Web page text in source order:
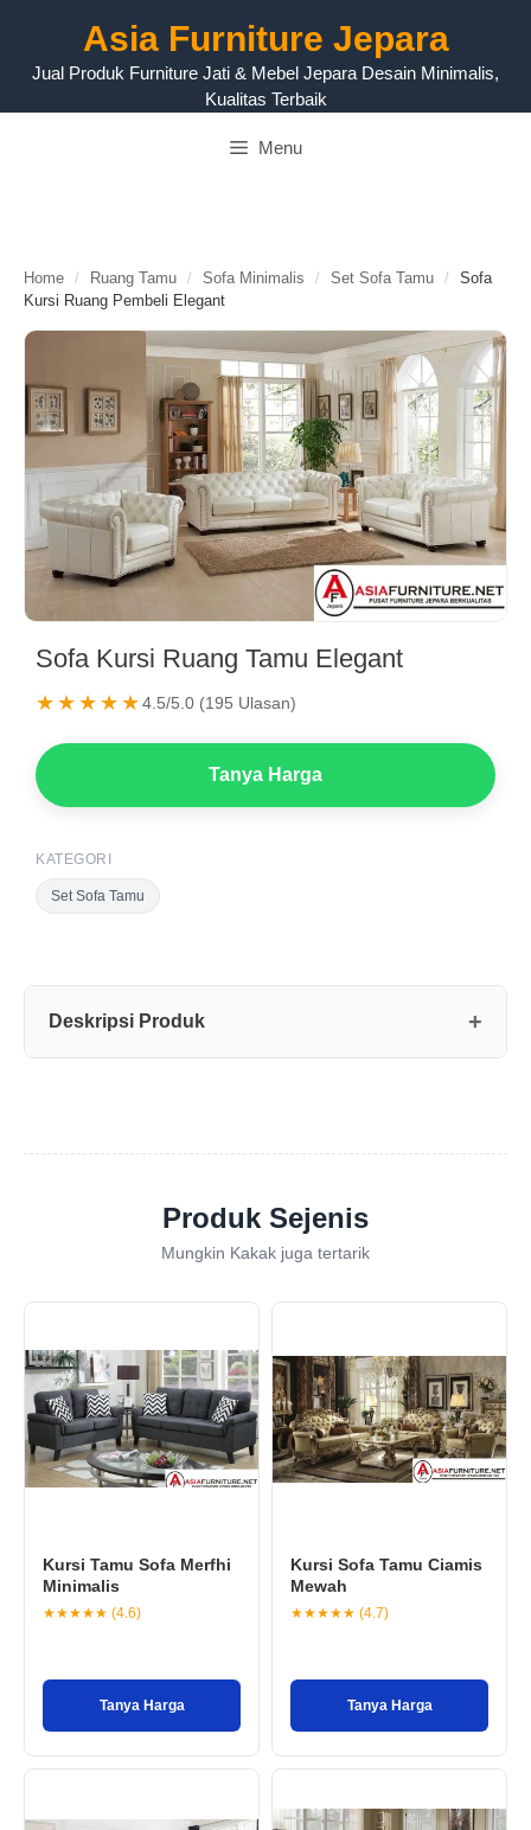
Asia Furniture Jepara
Jual Produk Furniture Jati & Mebel Jepara Desain Minimalis,
Kualitas Terbaik
Menu
Home / Ruang Tamu / Sofa Minimalis / Set Sofa Tamu / Sofa
Kursi Ruang Pembeli Elegant
Sofa Kursi Ruang Tamu Elegant
★★★★★4.5/5.0 (195 Ulasan)
Tanya Harga
KATEGORI
Set Sofa Tamu
Deskripsi Produk
Produk Sejenis
Mungkin Kakak juga tertarik
Kursi Tamu Sofa Merfhi
Minimalis
★★★★★ (4.6)
Tanya Harga
Kursi Sofa Tamu Ciamis
Mewah
★★★★★ (4.7)
Tanya Harga